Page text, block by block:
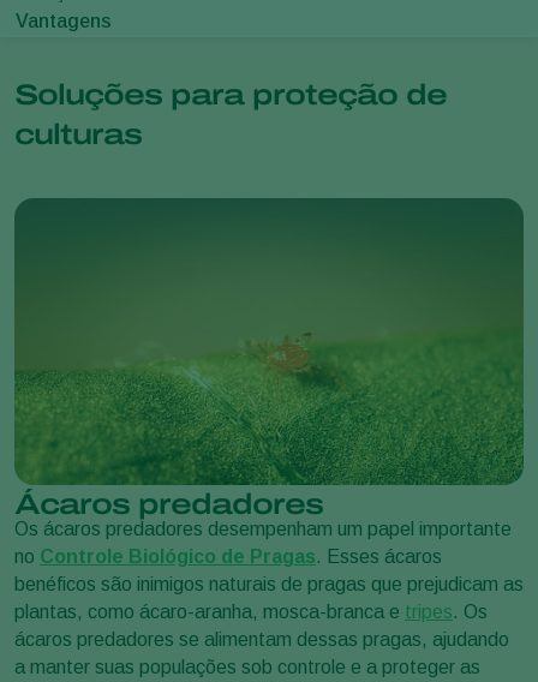
Vantagens
Soluções para proteção de
culturas
Ácaros predadores
Os ácaros predadores desempenham um papel importante
no Controle Biológico de Pragas. Esses ácaros
benéficos são inimigos naturais de pragas que prejudicam as
plantas, como ácaro-aranha, mosca-branca e tripes. Os
ácaros predadores se alimentam dessas pragas, ajudando
a manter suas populações sob controle e a proteger as